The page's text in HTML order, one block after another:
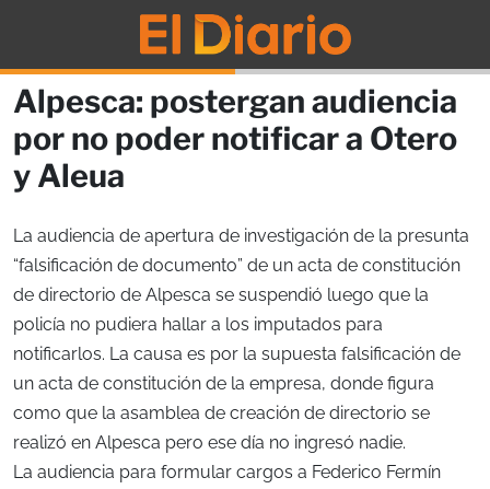
Alpesca: postergan audiencia
por no poder notificar a Otero
y Aleua
La audiencia de apertura de investigación de la presunta
“falsificación de documento” de un acta de constitución
de directorio de Alpesca se suspendió luego que la
policía no pudiera hallar a los imputados para
notificarlos. La causa es por la supuesta falsificación de
un acta de constitución de la empresa, donde figura
como que la asamblea de creación de directorio se
realizó en Alpesca pero ese día no ingresó nadie.
La audiencia para formular cargos a Federico Fermín